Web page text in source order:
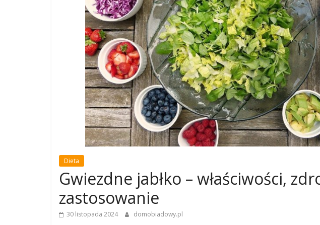
Dieta
Gwiezdne jabłko – właściwości,
zastosowanie
30 listopada 2024 domobiadowy.pl